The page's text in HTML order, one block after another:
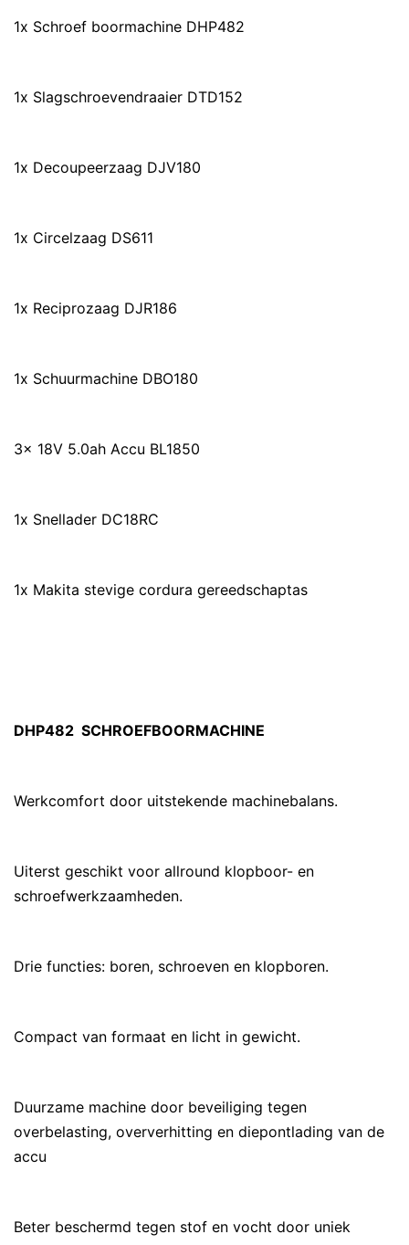
1x Schroef boormachine DHP482
1x Slagschroevendraaier DTD152
1x Decoupeerzaag DJV180
1x Circelzaag DS611
1x Reciprozaag DJR186
1x Schuurmachine DBO180
3x 18V 5.0ah Accu BL1850
1x Snellader DC18RC
1x Makita stevige cordura gereedschaptas
DHP482 SCHROEFBOORMACHINE
Werkcomfort door uitstekende machinebalans.
Uiterst geschikt voor allround klopboor- en
schroefwerkzaamheden.
Drie functies: boren, schroeven en klopboren.
Compact van formaat en licht in gewicht.
Duurzame machine door beveiliging tegen
overbelasting, oververhitting en diepontlading van de
accu
Beter beschermd tegen stof en vocht door uniek